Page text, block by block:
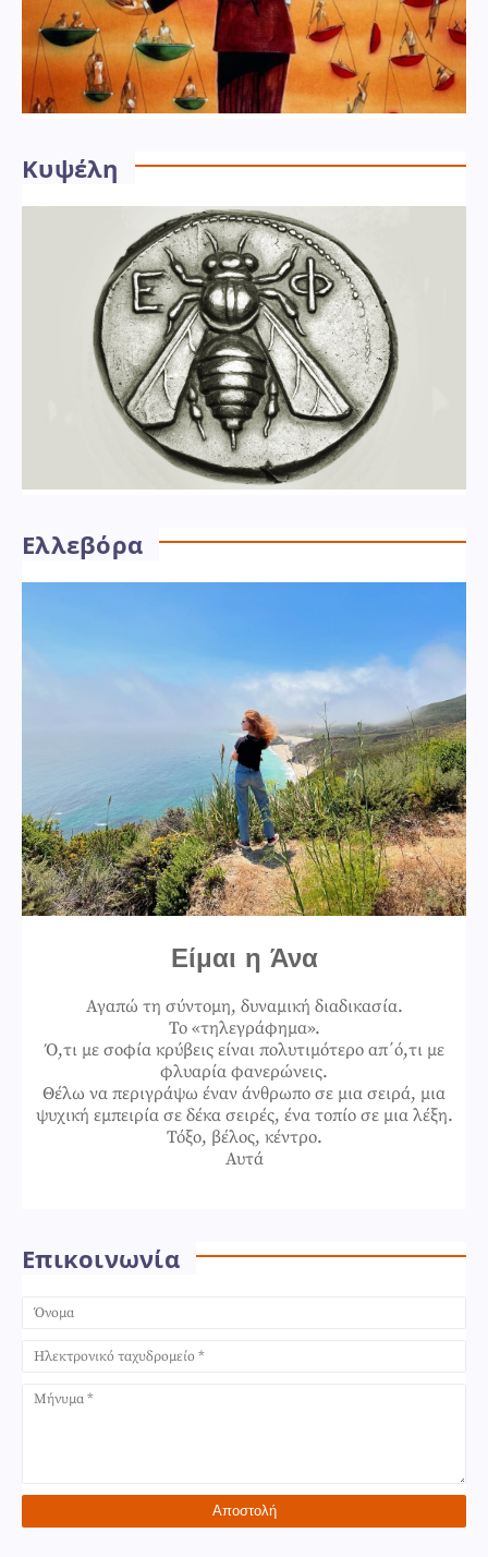
Κυψέλη
Ελλεβόρα
Είμαι η Άνα
Αγαπώ τη σύντομη, δυναμική διαδικασία.
Το «τηλεγράφημα».
Ό,τι με σοφία κρύβεις είναι πολυτιμότερο απ΄ό,τι με
φλυαρία φανερώνεις.
Θέλω να περιγράψω έναν άνθρωπο σε μια σειρά, μια
ψυχική εμπειρία σε δέκα σειρές, ένα τοπίο σε μια λέξη.
Τόξο, βέλος, κέντρο.
Αυτά
Επικοινωνία